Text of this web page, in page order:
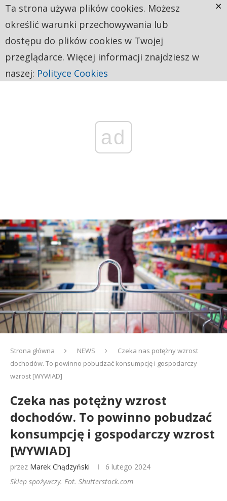
ad
Strona główna NEWS
Czeka nas potężny wzrost
dochodów. To powinno pobudzać konsumpcję i gospodarczy
wzrost [WYWIAD]
Czeka nas potężny wzrost
dochodów. To powinno pobudzać
konsumpcję i gospodarczy wzrost
[WYWIAD]
przez Marek Chądzyński
6 lutego 2024
Sklep spożywczy. Fot. Shutterstock.com
Ta strona używa plików cookies. Możesz
określić warunki przechowywania lub
dostępu do plików cookies w Twojej
przeglądarce. Więcej informacji znajdziesz w
naszej: Polityce Cookies
×